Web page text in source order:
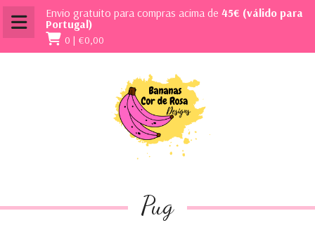
Envio gratuito para compras acima de 45€ (válido para
Portugal)
0 | €0,00
Pug